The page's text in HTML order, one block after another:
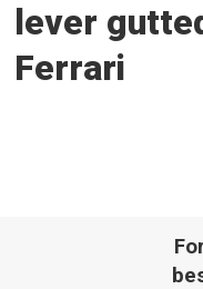
lever
Ferrari